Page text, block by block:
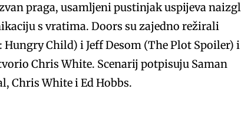
praga, usamljeni pustinjak uspijeva
s vratima. Doors su zajedno režirali
Child) i Jeff Desom (The Plot Spoiler) i
Chris White. Scenarij potpisuju Saman
Chris White i Ed Hobbs.